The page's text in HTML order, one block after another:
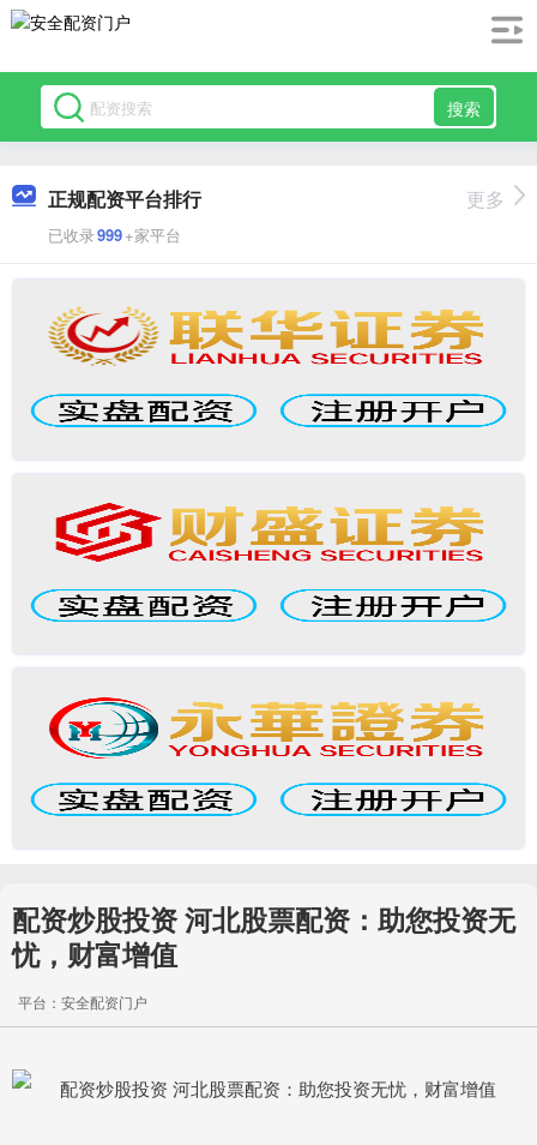
搜索
正规配资平台排行
已收录999+家平台
更多
配资炒股投资 河北股票配资：助您投资无
忧，财富增值
平台：安全配资门户